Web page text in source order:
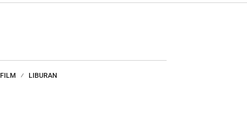
FILM LIBURAN